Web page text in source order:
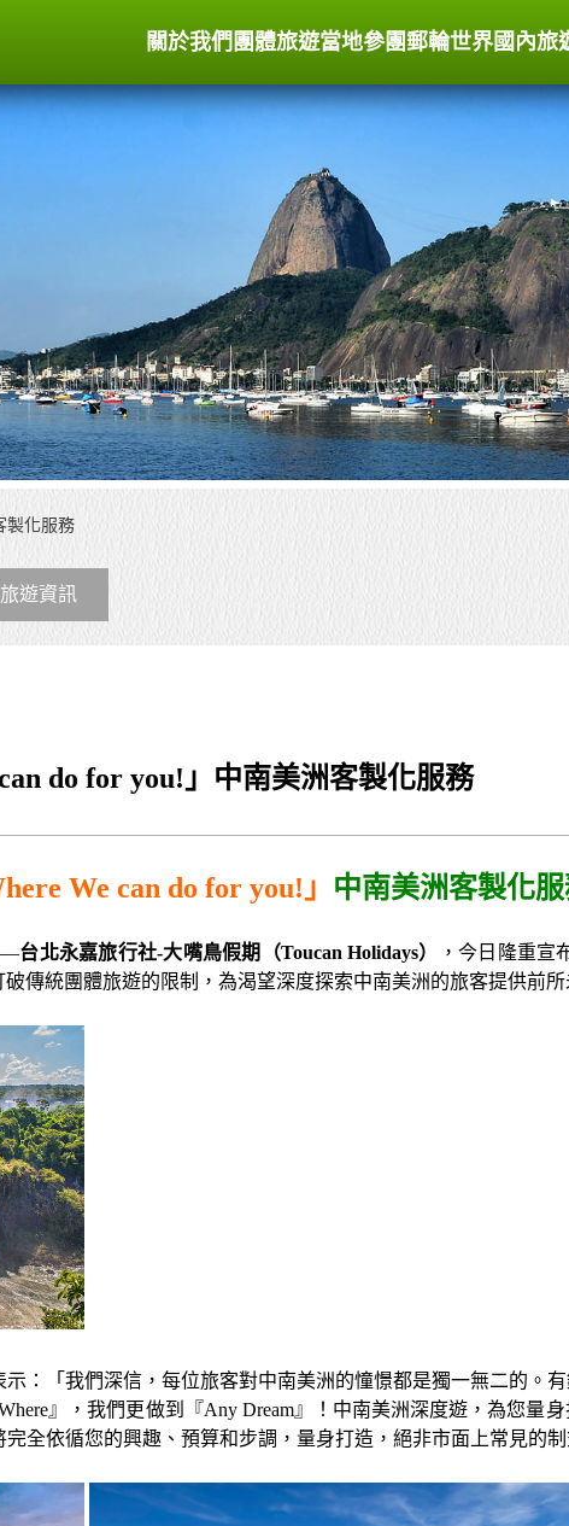
關於我們 團體旅遊當地參團 郵輪世界國內旅
製化服務
旅遊資訊
do for you!」中南美洲客製化服務
We can do for you! 」 中南美洲客製化
台北永嘉旅行社-大嘴鳥假期（Toucan Holidays） ，今日隆重宣
破傳統團體旅遊的限制，為渴望深度探索中南美洲的旅客提供前
示：「我們深信，每位旅客對中南美洲的憧憬都是獨一無二的。
』，我們更做到『Any Dream』！中南美洲深度遊，為您量
全依循您的興趣、預算和步調，量身打造，絕非市面上常見的制